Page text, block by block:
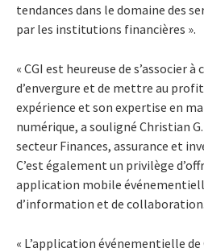
tendances dans le domaine des
par les institutions financières ».
« CGI est heureuse de s’associer
d’envergure et de mettre au
expérience et son expertise en
numérique, a souligné Christian
secteur Finances, assurance et
C’est également un privilège
application mobile
d’information et de
« L’application événementielle